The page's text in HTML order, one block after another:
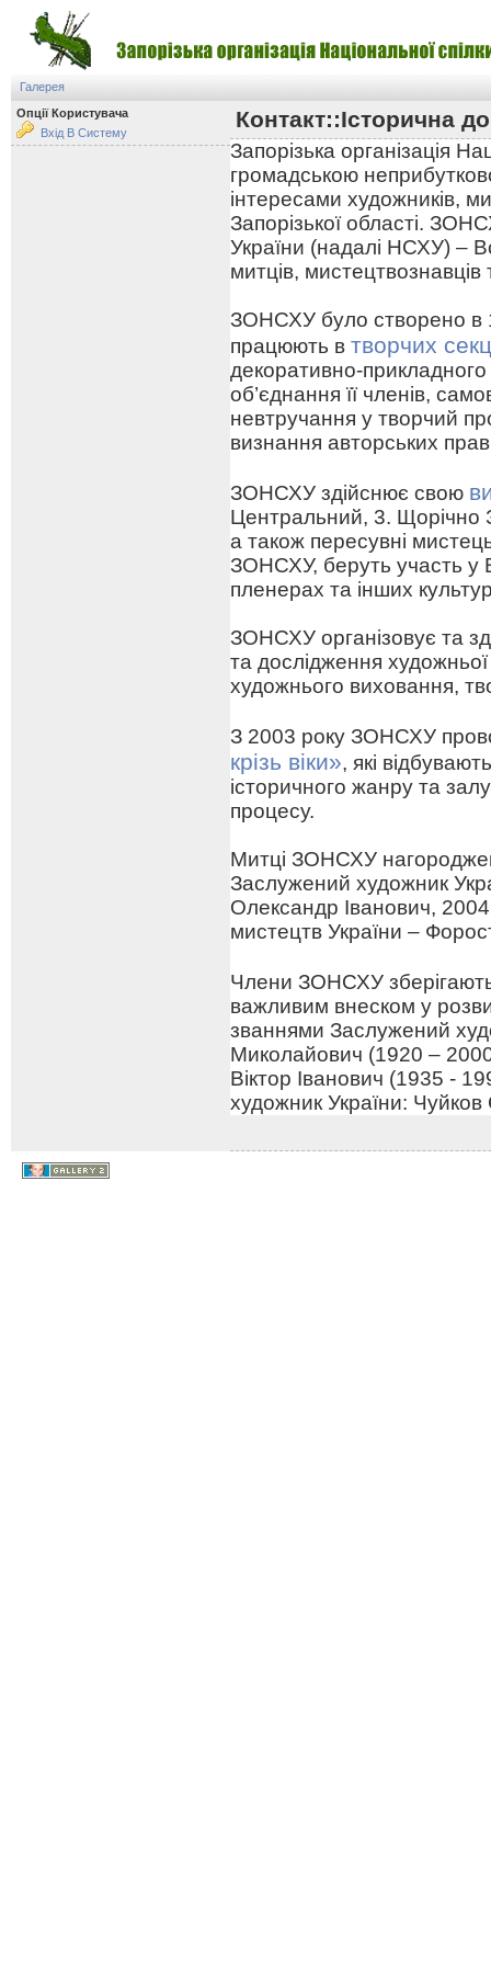
Галерея
Опції Користувача
Вхід В Систему
Контакт::Історична
Запорізька організація
громадською
інтересами художників,
Запорізької області.
України (надалі НСХУ) –
митців,
ЗОНСХУ було створено в
працюють в творчих
декоративно-
об’єднання її членів,
невтручання у творчий
визнання авторських
ЗОНСХУ здійснює свою
Центральний, 3. Щорічно
а також пересувні
ЗОНСХУ, беруть участь у
пленерах та інших
ЗОНСХУ організовує та
та дослідження
художнього виховання,
З 2003 року ЗОНСХУ
крізь віки», які
історичного жанру та
процесу.
Митці ЗОНСХУ
Заслужений художник
Олександр Іванович,
мистецтв України –
Члени ЗОНСХУ
важливим внеском у
званнями Заслужений
Миколайович (1920 –
Віктор Іванович (1935 -
художник України: